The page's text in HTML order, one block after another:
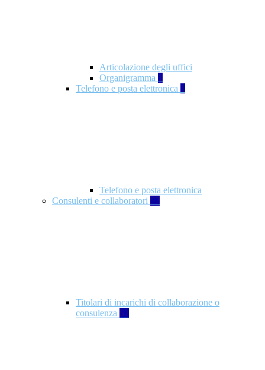
Articolazione degli uffici
Organigramma 1
Telefono e posta elettronica 1
Telefono e posta elettronica
Consulenti e collaboratori 57
Titolari di incarichi di collaborazione o
consulenza 57